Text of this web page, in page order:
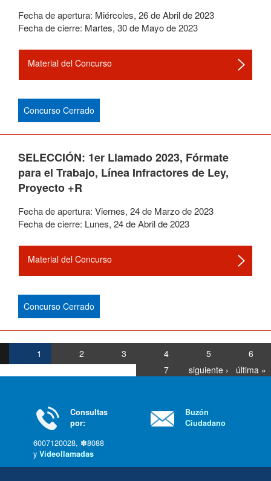
Fecha de apertura: Miércoles, 26deAbrilde2023
Fecha de cierre: Martes, 30de Mayode2023
Material del Concurso
Concurso Cerrado
SELECCIÓN: 1er Llamado 2023, Fórmate
para el Trabajo, Línea Infractores de Ley,
Proyecto +R
Fecha de apertura: Viernes, 24de Marzode2023
Fecha de cierre: Lunes, 24deAbrilde2023
Material del Concurso
Concurso Cerrado
1 2 3 4 5
6
7
siguiente › última »
Consultas
por:
6007120028, ✽8088
y Videollamadas
Buzón
Ciudadano